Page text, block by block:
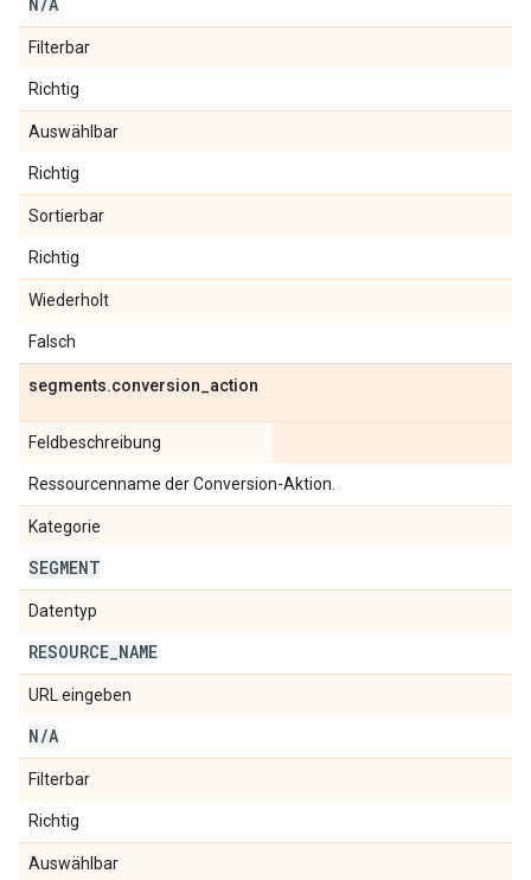
Filterbar
Richtig
Auswählbar
Richtig
Sortierbar
Richtig
Wiederholt
Falsch
segments.conversion action
Feldbeschreibung
Ressourcenname der Conversion-Aktion.
Kategorie
SEGMENT
Datentyp
RESOURCE NAME
URL eingeben
N/A
Filterbar
Richtig
Auswählbar